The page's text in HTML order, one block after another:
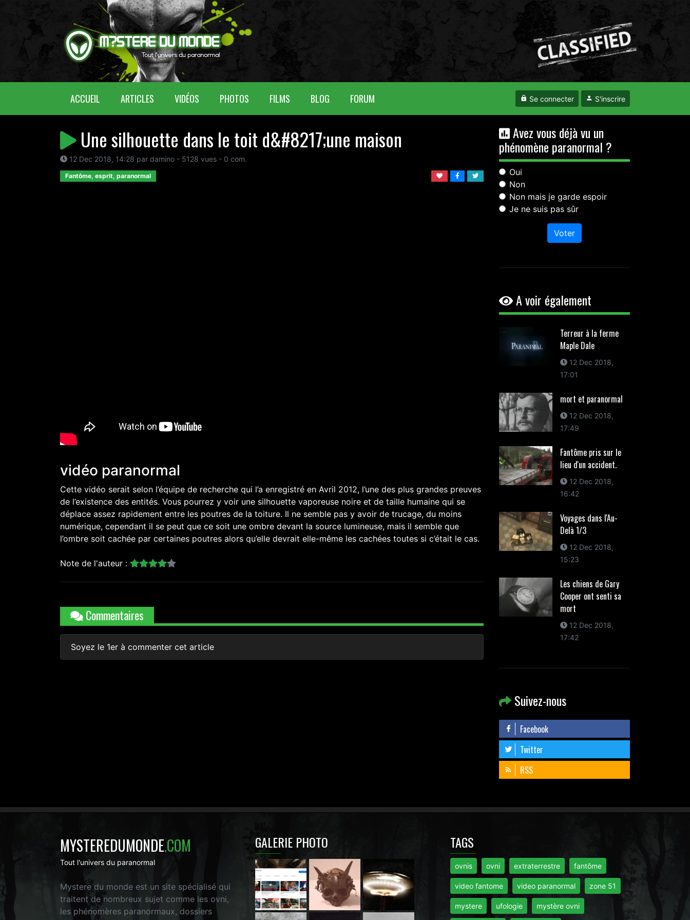
ACCUEIL (CURRENT)ARTICLES VIDÉOS PHOTOS FILMS BLOG FORUM Se connecter S'inscrire
Une silhouette dans le toit d&#8217;une maison
12 Dec 2018, 14:28 par damino - 5128 vues - 0 com.
Fantôme, esprit, paranormal
vidéo paranormal
Cette vidéo serait selon l’équipe de recherche qui l’a enregistré en Avril 2012, l’une des plus grandes preuves
de l’existence des entités. Vous pourrez y voir une silhouette vaporeuse noire et de taille humaine qui se
déplace assez rapidement entre les poutres de la toiture. Il ne semble pas y avoir de trucage, du moins
numérique, cependant il se peut que ce soit une ombre devant la source lumineuse, mais il semble que
l’ombre soit cachée par certaines poutres alors qu’elle devrait elle-même les cachées toutes si c’était le cas.
Note de l'auteur :
Commentaires
Soyez le 1er à commenter cet article
Avez vous déjà vu un
phénomène paranormal ?
Oui
Non
Non mais je garde espoir
Je ne suis pas sûr
Voter
A voir également
Terreur à la ferme
Maple Dale
12 Dec 2018,
17:01
mort et paranormal
12 Dec 2018,
17:49
Fantôme pris sur le
lieu d'un accident.
12 Dec 2018,
16:42
Voyages dans l'Au-
Delà 1/3
12 Dec 2018,
15:23
Les chiens de Gary
Cooper ont senti sa
mort
12 Dec 2018,
17:42
Suivez-nous
Facebook
Twitter
RSS
MYSTEREDUMONDE.COM
Tout l'univers du paranormal
Mystere du monde est un site spécialisé qui
traitent de nombreux sujet comme les ovni,
les phénomères paranormaux, dossiers
GALERIE PHOTO TAGS
ovnis ovni extraterrestre fantôme
video fantome video paranormal zone 51
mystere ufologie mystère ovni